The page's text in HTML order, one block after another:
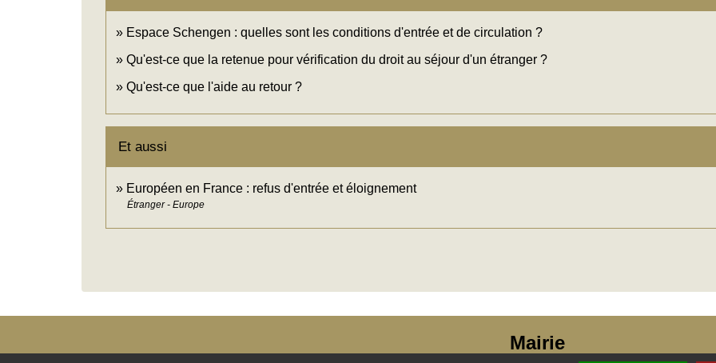
Espace Schengen : quelles sont les conditions d'entrée et de circulation ?
Qu'est-ce que la retenue pour vérification du droit au séjour d'un étranger ?
Qu'est-ce que l'aide au retour ?
Et aussi
Européen en France : refus d'entrée et éloignement
Étranger - Europe
Mairie